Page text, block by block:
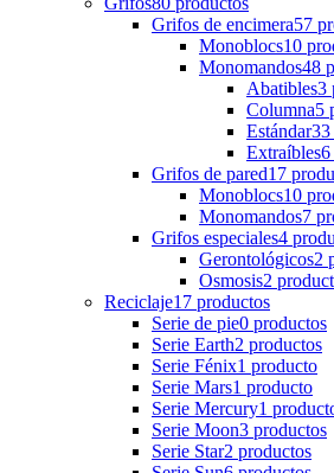
Grifos de encimera57
Monoblocs10
Monomandos48
Abatibles3
Columna5
Estándar33
Extraíbles6
Grifos de pared17
Monoblocs10
Monomandos7
Grifos especiales4
Gerontológicos2
Osmosis2
Reciclaje17 productos
Serie de pie0 productos
Serie Earth2 productos
Serie Fénix1 producto
Serie Mars1 producto
Serie Mercury1
Serie Moon3 productos
Serie Star2 productos